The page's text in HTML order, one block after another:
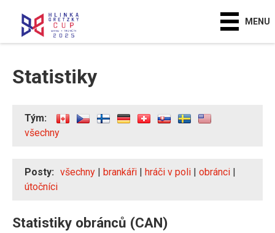
MENU
Statistiky
Tým:
všechny
Posty: všechny | brankáři | hráči v poli | obránci |
útočníci
Statistiky obránců (CAN)